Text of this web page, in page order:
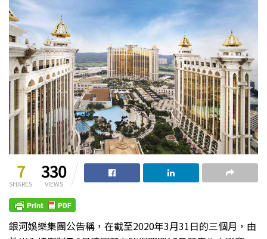
7
SHARES
330
VIEWS
銀河娛樂集團公告稱，在截至2020年3月31日的三個月，由